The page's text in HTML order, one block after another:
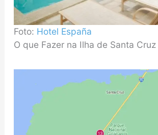
Foto: Hotel España
O que Fazer na Ilha de Santa